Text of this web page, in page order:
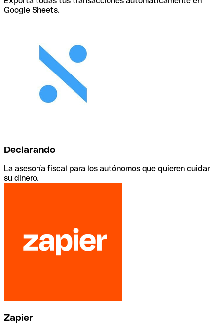
Google Sheets.
Declarando
La asesoría fiscal para los autónomos que quieren cuidar
su dinero.
Zapier